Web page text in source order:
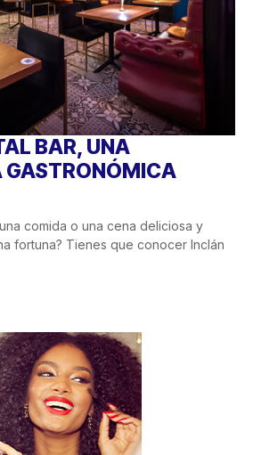
BAR, UNA
GASTRONÓMICA
comida o una cena deliciosa y
fortuna? Tienes que conocer Inclán